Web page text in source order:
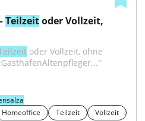
Teilzeit oder Vollzeit,
oder Vollzeit, ohne
Homeoffice
Teilzeit
Vollzeit